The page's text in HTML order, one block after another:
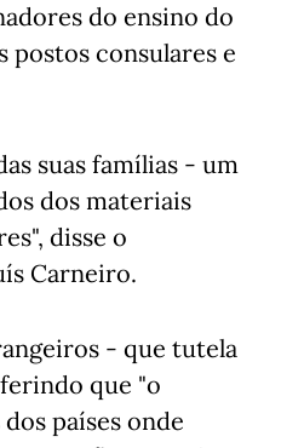
do ensino do
postos consulares e
suas famílias - um
dos materiais
disse o
Carneiro.
- que tutela
que "o
países onde